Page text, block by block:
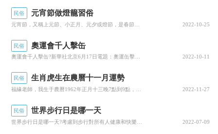
頓就開始進攻之前被蒙恬所奪取的
帶，甚至還攻占了北方多個地方。并且對漢之燕等
地進行殘暴侵略。後來北方西北一帶的各部落首領
開始臣服于匈奴。
公元前201年開始，匈奴經常進犯漢朝邊界。漢
朝與匈奴進行了多次大規模戰鬥，後來
漢高祖劉邦
就決定自己率領大軍去征讨匈奴。但沒想到竟然被
矛盾所帶領的匈騎兵圍困，後來用了計謀才得以逃
民俗 元宵節做燈籠習俗
2022-10-25
民俗 奧運會千人擊缶
2022-10-11
民俗 生肖虎生在農曆十一月運勢
2022-11-27
民俗 世界步行日是哪一天
2022-07-09